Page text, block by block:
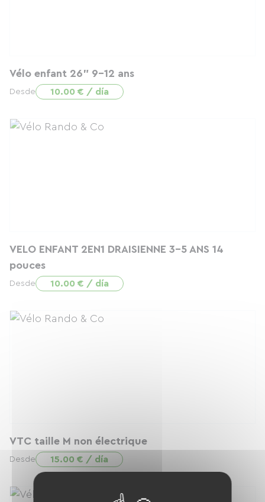
Vélo enfant 26" 9-12 ans
Desde 10.00 € / día
VELO ENFANT 2EN1 DRAISIENNE 3-5 ANS 14
pouces
Desde 10.00 € / día
VTC taille M non électrique
Desde 15.00 € / día